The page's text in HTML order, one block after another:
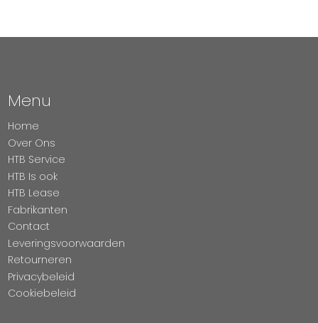
Menu
Home
Over Ons
HTB Service
HTB Is ook
HTB Lease
Fabrikanten
Contact
Leveringsvoorwaarden
Retourneren
Privacybeleid
Cookiebeleid